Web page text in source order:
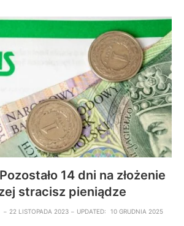
14 dni na złożenie
stracisz pieniądze
22 LISTOPADA 2023 UPDATED: 10 GRUDNIA 2025